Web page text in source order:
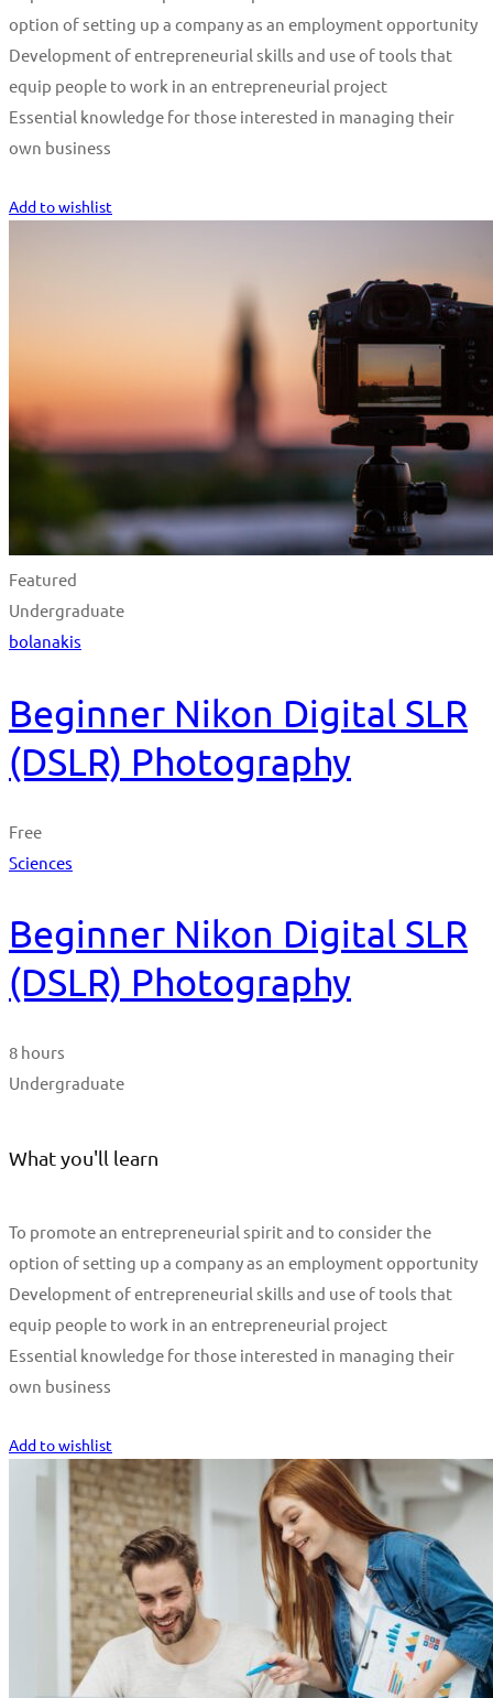
option of setting up a company as an employment opportunity
Development of entrepreneurial skills and use of tools that
equip people to work in an entrepreneurial project
Essential knowledge for those interested in managing their
own business
Add to wishlist
Featured
Undergraduate
bolanakis
Beginner Nikon Digital SLR
(DSLR) Photography
Free
Sciences
Beginner Nikon Digital SLR
(DSLR) Photography
8 hours
Undergraduate
What you'll learn
To promote an entrepreneurial spirit and to consider the
option of setting up a company as an employment opportunity
Development of entrepreneurial skills and use of tools that
equip people to work in an entrepreneurial project
Essential knowledge for those interested in managing their
own business
Add to wishlist